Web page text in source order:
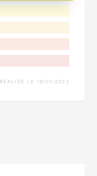
RÉALISÉ LE 19/01/2023